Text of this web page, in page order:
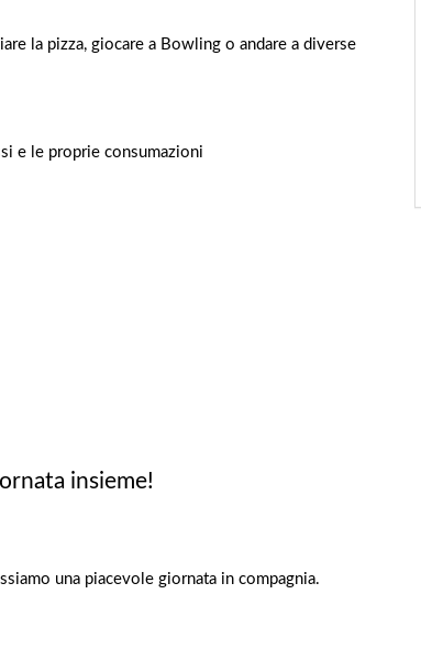
la pizza, giocare a Bowling o andare a diverse
e le proprie consumazioni
insieme!
una piacevole giornata in compagnia.